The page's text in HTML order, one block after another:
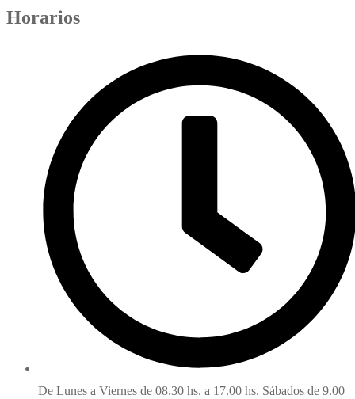
Horarios
De Lunes a Viernes de 08.30 hs. a 17.00 hs. Sábados de 9.00